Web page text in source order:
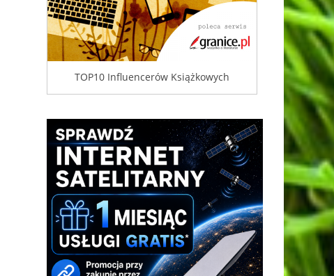
TOP10 Influencerów Książkowych